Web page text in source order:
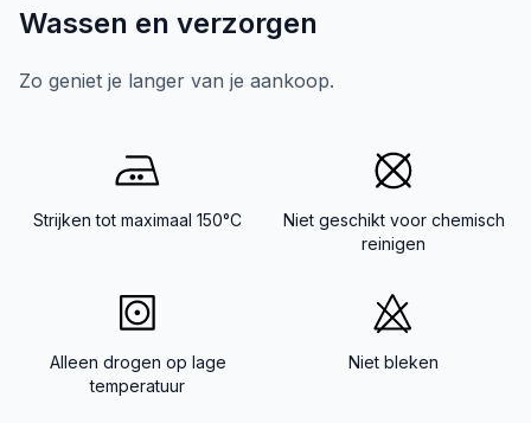
Wassen en verzorgen
Zo geniet je langer van je aankoop.
Strijken tot maximaal 150°C
Niet geschikt voor chemisch
reinigen
Alleen drogen op lage
temperatuur
Niet bleken